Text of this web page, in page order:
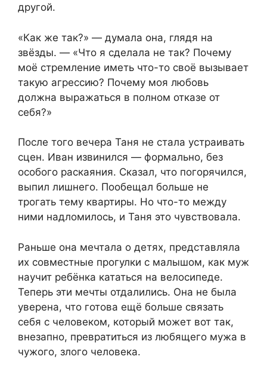
другой.
«Как же так?» — думала она, глядя на
звёзды. — «Что я сделала не так? Почему
моё стремление иметь что-то своё вызывает
такую агрессию? Почему моя любовь
должна выражаться в полном отказе от
себя?»
После того вечера Таня не стала устраивать
сцен. Иван извинился — формально, без
особого раскаяния. Сказал, что погорячился,
выпил лишнего. Пообещал больше не
трогать тему квартиры. Но что-то между
ними надломилось, и Таня это чувствовала.
Раньше она мечтала о детях, представляла
их совместные прогулки с малышом, как муж
научит ребёнка кататься на велосипеде.
Теперь эти мечты отдалились. Она не была
уверена, что готова ещё больше связать
себя с человеком, который может вот так,
внезапно, превратиться из любящего мужа в
чужого, злого человека.